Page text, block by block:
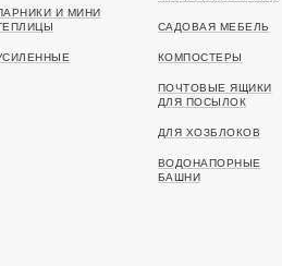
И МИНИ
САДОВАЯ МЕБЕЛЬ
КОМПОСТЕРЫ
ПОЧТОВЫЕ ЯЩИКИ
ДЛЯ ПОСЫЛОК
ДЛЯ ХОЗБЛОКОВ
ВОДОНАПОРНЫЕ
БАШНИ